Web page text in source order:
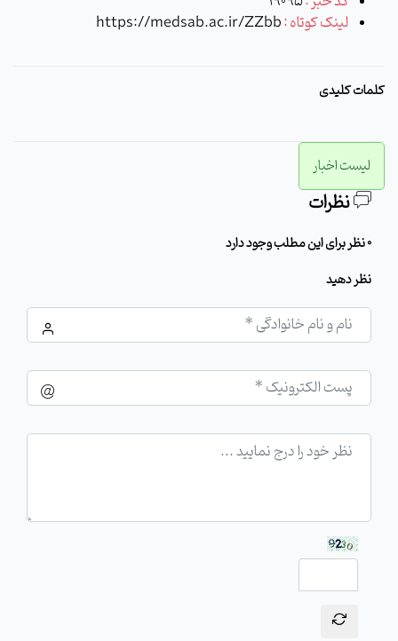
لینک کوتاه :https://medsab.ac.ir/ZZbb
کلمات کلیدی
لیست اخبار
نظرات
0 نظر برای این مطلب وجود دارد
نظر دهید